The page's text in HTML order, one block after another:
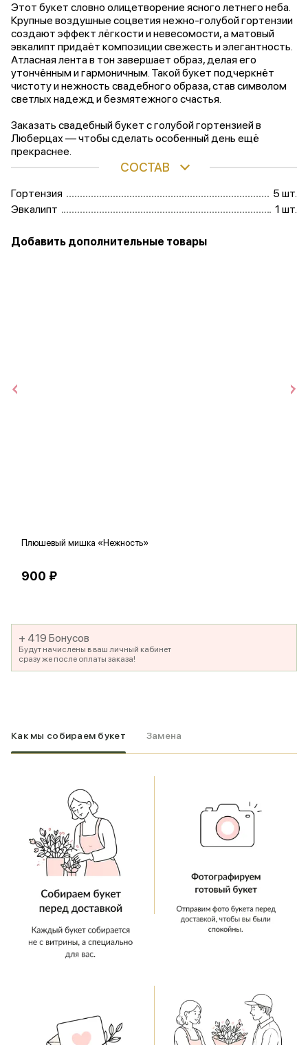
Этот букет словно олицетворение ясного летнего неба.
Крупные воздушные соцветия нежно-голубой гортензии
создают эффект лёгкости и невесомости, а матовый
эвкалипт придаёт композиции свежесть и элегантность.
Атласная лента в тон завершает образ, делая его
утончённым и гармоничным. Такой букет подчеркнёт
чистоту и нежность свадебного образа, став символом
светлых надежд и безмятежного счастья.
Заказать свадебный букет с голубой гортензией в
Люберцах — чтобы сделать особенный день ещё
прекраснее.
СОСТАВ
Гортензия
5 шт.
Эвкалипт
1 шт.
Добавить дополнительные товары
Плюшевый мишка «Нежность»
900 ₽
+ 419 Бонусов
Будут начислены в ваш личный кабинет
сразу же после оплаты заказа!
Как мы собираем букет Замена